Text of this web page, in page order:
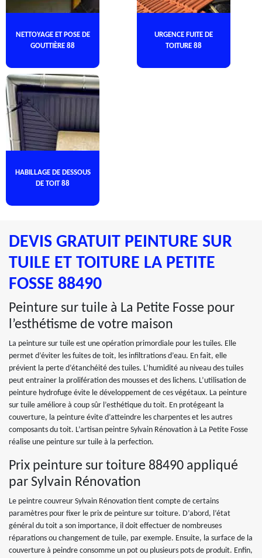
NETTOYAGE ET POSE DE
GOUTTIÈRE 88
URGENCE FUITE DE
TOITURE 88
HABILLAGE DE DESSOUS
DE TOIT 88
DEVIS GRATUIT PEINTURE SUR
TUILE ET TOITURE LA PETITE
FOSSE 88490
Peinture sur tuile à La Petite Fosse pour
l’esthétisme de votre maison
La peinture sur tuile est une opération primordiale pour les tuiles. Elle
permet d’éviter les fuites de toit, les infiltrations d’eau. En fait, elle
prévient la perte d’étanchéité des tuiles. L’humidité au niveau des tuiles
peut entrainer la prolifération des mousses et des lichens. L’utilisation de
peinture hydrofuge évite le développement de ces végétaux. La peinture
sur tuile améliore à coup sûr l’esthétique du toit. En protégeant la
couverture, la peinture évite d’atteindre les charpentes et les autres
composants du toit. L’artisan peintre Sylvain Rénovation à La Petite Fosse
réalise une peinture sur tuile à la perfection.
Prix peinture sur toiture 88490 appliqué
par Sylvain Rénovation
Le peintre couvreur Sylvain Rénovation tient compte de certains
paramètres pour fixer le prix de peinture sur toiture. D’abord, l’état
général du toit a son importance, il doit effectuer de nombreuses
réparations ou changement de tuile, par exemple. Ensuite, la surface de la
couverture à peindre consomme un pot ou plusieurs pots de produit. Enfin,